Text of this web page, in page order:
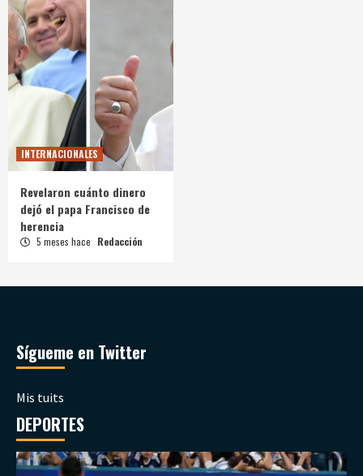
INTERNACIONALES
Revelaron cuánto dinero
dejó el papa Francisco de
herencia
5 meses hace Redacción
Sígueme en Twitter
Mis tuits
DEPORTES